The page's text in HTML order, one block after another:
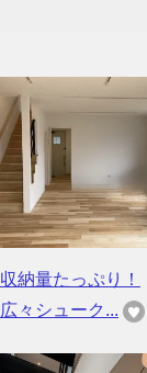
収納量たっぷり！
広々シューク...